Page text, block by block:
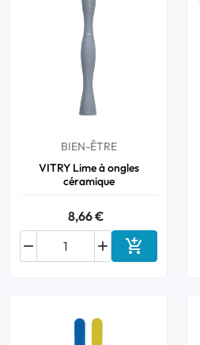
BIEN-ÊTRE
VITRY Lime à ongles
céramique
8,66 €

 Ajouter au